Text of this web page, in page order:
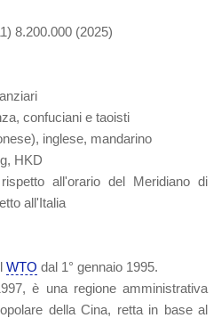
8.200.000 (2025)
confuciani e taoisti
inglese, mandarino
HKD
all'orario del Meridiano di
all'Italia
WTO dal 1° gennaio 1995.
è una regione amministrativa
della Cina, retta in base al